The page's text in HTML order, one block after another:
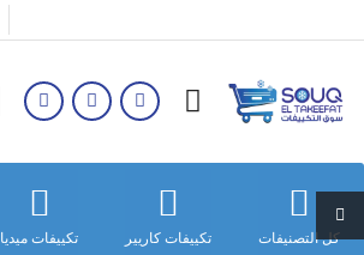
كل التصنيفات تكييفات كاريير تكييفات ميديا